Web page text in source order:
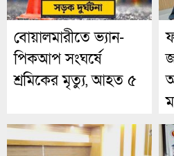
বোয়ালমারীতে ভ্যান-
পিকআপ সংঘর্ষে
শ্রমিকের মৃত্যু, আহত ৫